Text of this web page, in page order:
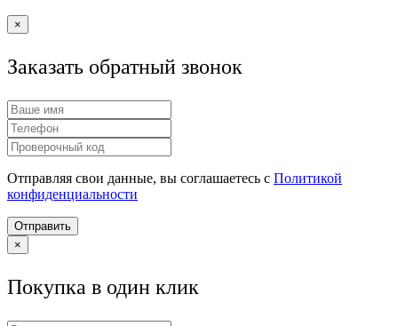
×
Заказать обратный звонок
Отправляя свои данные, вы соглашаетесь с Политикой
конфиденциальности
Отправить
×
Покупка в один клик